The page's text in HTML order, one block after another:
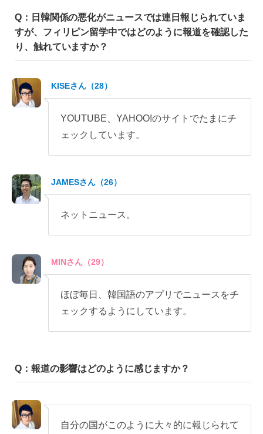
Q：日韓関係の悪化がニュースでは連日報じられていま
すが、フィリピン留学中ではどのように報道を確認した
り、触れていますか？
KISEさん（28）
YOUTUBE、YAHOO!のサイトでたまにチ
ェックしています。
JAMESさん（26）
ネットニュース。
MINさん（29）
ほぼ毎日、韓国語のアプリでニュースをチ
ェックするようにしています。
Q：報道の影響はどのように感じますか？
自分の国がこのように大々的に報じられて